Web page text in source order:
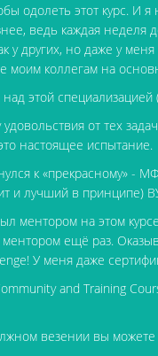
одолеть этот курс. И
ведь каждая неделя
у других, но даже у
моим коллегам на
этой
от тех
настоящее испытание.
к «прекрасному» -
и лучший в принципе)
ментором на этом
ментором ещё раз.
У меня даже
везении вы